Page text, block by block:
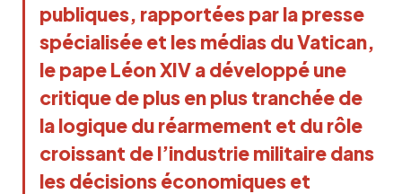
publiques, rapportées par la presse
spécialisée et les médias du Vatican,
le pape Léon XIV a développé une
critique de plus en plus tranchée de
la logique du réarmement et du rôle
croissant de l’industrie militaire dans
les décisions économiques et